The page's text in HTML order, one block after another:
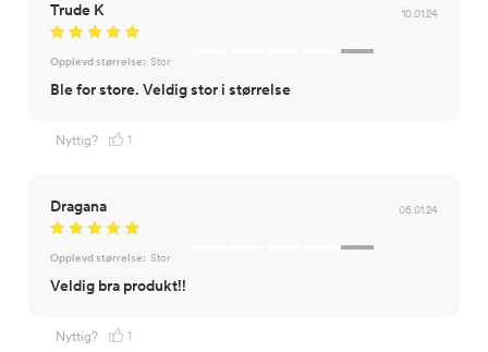
Trude K 10.01.24
Opplevd størrelse: Stor
Ble for store. Veldig stor i størrelse
Nyttig? 1
Dragana 06.01.24
Opplevd størrelse: Stor
Veldig bra produkt!!
Nyttig? 1